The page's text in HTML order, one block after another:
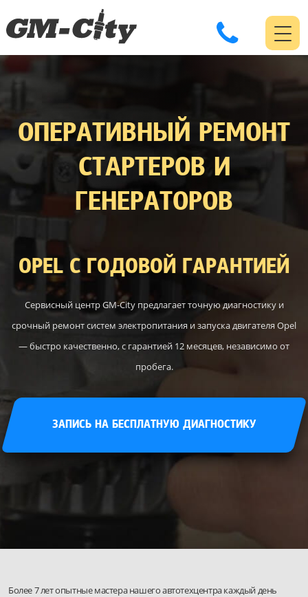
ОПЕРАТИВНЫЙ РЕМОНТ
СТАРТЕРОВ И
ГЕНЕРАТОРОВ
OPEL С ГОДОВОЙ ГАРАНТИЕЙ
Сервисный центр GM-City предлагает точную диагностику и
срочный ремонт систем электропитания и запуска двигателя Opel
— быстро качественно, с гарантией 12 месяцев, независимо от
пробега.
ЗАПИСЬ НА БЕСПЛАТНУЮ ДИАГНОСТИКУ
Более 7 лет опытные мастера нашего автотехцентра каждый день